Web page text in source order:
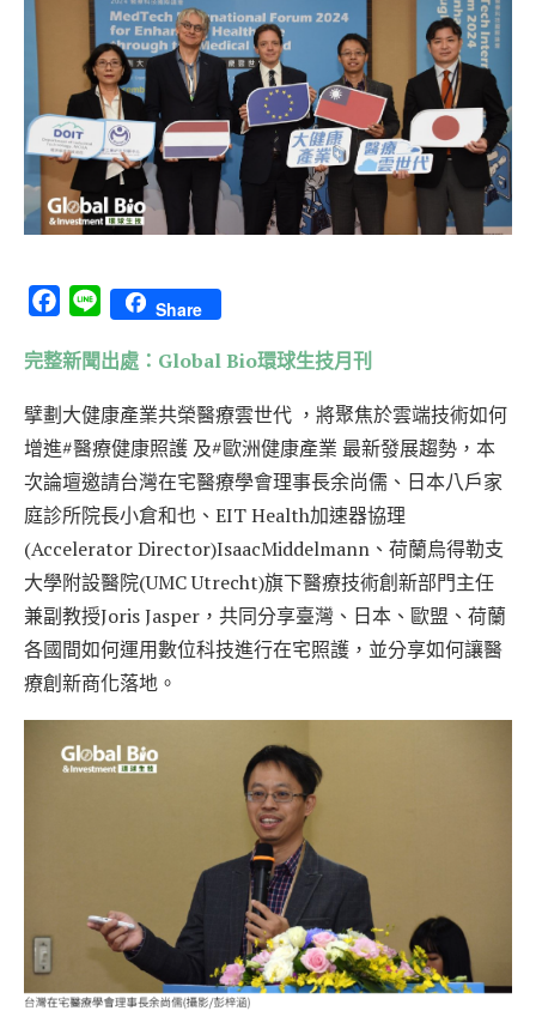
Facebook
Line Share
完整新聞出處：Global Bio環球生技月刊
擘劃大健康產業共榮醫療雲世代 ，將聚焦於雲端技術如何
增進#醫療健康照護 及#歐洲健康產業 最新發展趨勢，本
次論壇邀請台灣在宅醫療學會理事長余尚儒、日本八戶家
庭診所院長小倉和也、EIT Health加速器協理
(Accelerator Director)IsaacMiddelmann、荷蘭烏得勒支
大學附設醫院(UMC Utrecht)旗下醫療技術創新部門主任
兼副教授Joris Jasper，共同分享臺灣、日本、歐盟、荷蘭
各國間如何運用數位科技進行在宅照護，並分享如何讓醫
療創新商化落地。